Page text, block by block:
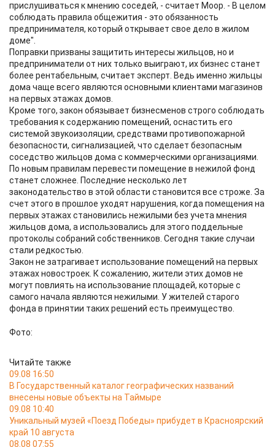
прислушиваться к мнению соседей, - считает Моор. - В целом
соблюдать правила общежития - это обязанность
предпринимателя, который открывает свое дело в жилом
доме".
Поправки призваны защитить интересы жильцов, но и
предприниматели от них только выиграют, их бизнес станет
более рентабельным, считает эксперт. Ведь именно жильцы
дома чаще всего являются основными клиентами магазинов
на первых этажах домов.
Кроме того, закон обязывает бизнесменов строго соблюдать
требования к содержанию помещений, оснастить его
системой звукоизоляции, средствами противопожарной
безопасности, сигнализацией, что сделает безопасным
соседство жильцов дома с коммерческими организациями.
По новым правилам перевести помещение в нежилой фонд
станет сложнее. Последние несколько лет
законодательство в этой области становится все строже. За
счет этого в прошлое уходят нарушения, когда помещения на
первых этажах становились нежилыми без учета мнения
жильцов дома, а использовались для этого поддельные
протоколы собраний собственников. Сегодня такие случаи
стали редкостью.
Закон не затрагивает использование помещений на первых
этажах новостроек. К сожалению, жители этих домов не
могут повлиять на использование площадей, которые с
самого начала являются нежилыми. У жителей старого
фонда в принятии таких решений есть преимущество.
Фото:
Читайте также
09.08 16:50
В Государственный каталог географических названий
внесены новые объекты на Таймыре
09.08 10:40
Уникальный музей «Поезд Победы» прибудет в Красноярский
край 10 августа
08.08 07:55